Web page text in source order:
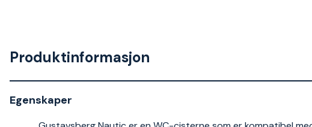
Produktinformasjon
Egenskaper